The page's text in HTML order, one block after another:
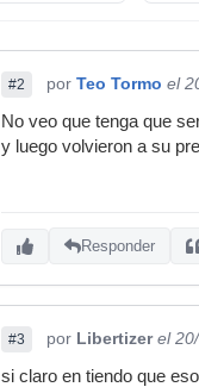
#2 por Teo Tormo el
No veo que tenga que
y luego volvieron a su
Responder
#3 por Libertizer el
si claro en tiendo que